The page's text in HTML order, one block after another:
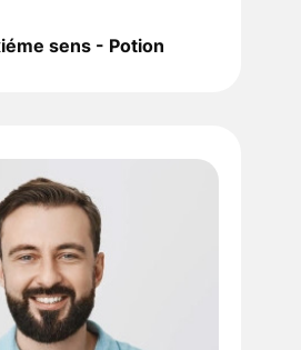
sens - Potion